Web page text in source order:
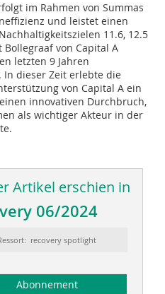
im Rahmen von Summas
und leistet einen
11.6, 12.5
von Capital A
letzten 9 Jahren
dieser Zeit erlebte die
von Capital A ein
innovativen Durchbruch,
als wichtiger Akteur in der
Artikel erschien in
06/2024
recovery spotlight
Abonnement